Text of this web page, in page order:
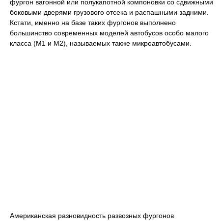
фургон вагонной или полукапотной компоновки со сдвижными
боковыми дверями грузового отсека и распашными задними.
Кстати, именно на базе таких фургонов выполнено
большинство современных моделей автобусов особо малого
класса (M1 и М2), называемых также микроавтобусами.
Американская разновидность развозных фургонов